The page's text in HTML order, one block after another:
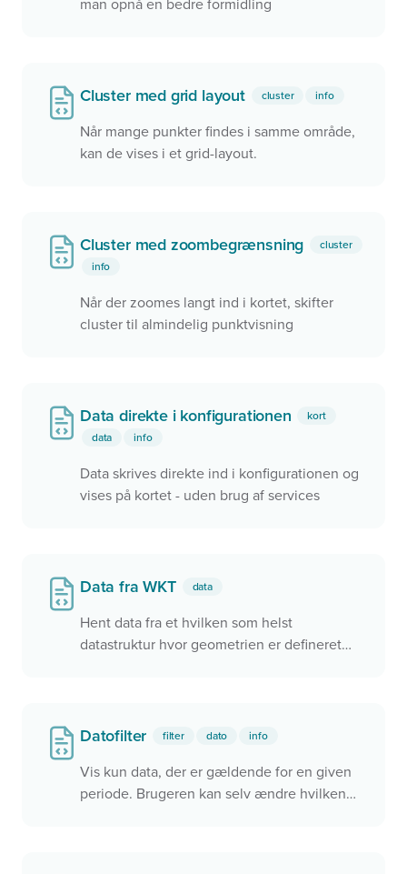
man opnå en bedre formidling
Cluster med grid layout cluster info
Når mange punkter findes i samme område,
kan de vises i et grid-layout.
Cluster med zoombegrænsning
cluster
info
Når der zoomes langt ind i kortet, skifter
cluster til almindelig punktvisning
Data direkte i konfigurationen
kort
data
info
Data skrives direkte ind i konfigurationen og
vises på kortet - uden brug af services
Data fra WKT data
Hent data fra et hvilken som helst
datastruktur hvor geometrien er defineret
Datofilter filter dato info
Vis kun data, der er gældende for en given
periode. Brugeren kan selv ændre hvilken